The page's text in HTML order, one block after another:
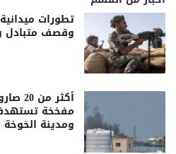
تطورات
وقصف متبادل
أكثر
مفخخة تستهدف
ومدينة الخوخة